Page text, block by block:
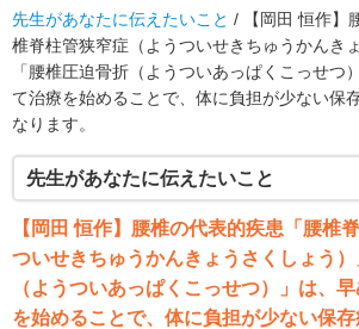
先生があなたに伝えたいこと / 【岡田 恒作】
椎脊柱管狭窄症（ようついせきちゅうかんき
「腰椎圧迫骨折（ようついあっぱくこっせつ
て治療を始めることで、体に負担が少ない保
なります。
先生があなたに伝えたいこと
【岡田 恒作】腰椎の代表的疾患「腰椎
ついせきちゅうかんきょうさくしょう
（ようついあっぱくこっせつ）」は、
を始めることで、体に負担が少ない保